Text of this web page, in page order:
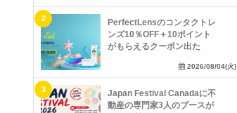
PerfectLensのコンタクトレ
ンズ10％OFF＋10ポイント
がもらえるクーポン出た
2026/08/04(火)
Japan Festival Canadaに不
動産の専門家3人のブースが